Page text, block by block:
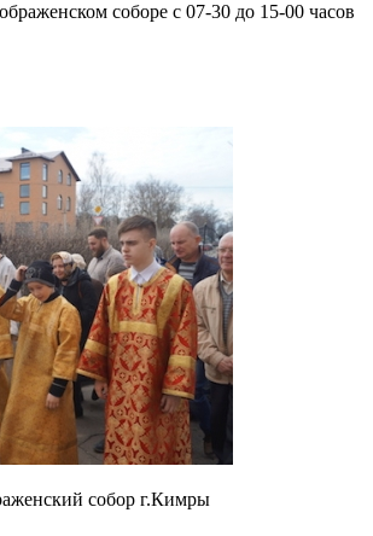
соборе с 07-30 до 15-00 часов
собор г.Кимры